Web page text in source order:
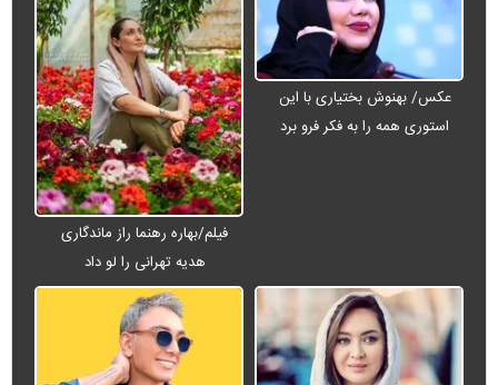
عکس/ بهنوش بختیاری با این
استوری همه را به فکر فرو برد
فیلم/بهاره رهنما راز ماندگاری
هدیه تهرانی را لو داد